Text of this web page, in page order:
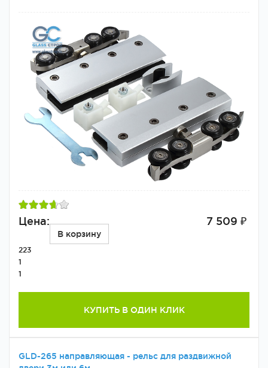
Цена: 7 509 ₽
В корзину
223
1
1
КУПИТЬ В ОДИН КЛИК
GLD-265 направляющая - рельс для раздвижной